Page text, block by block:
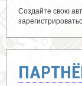
Создайте свою